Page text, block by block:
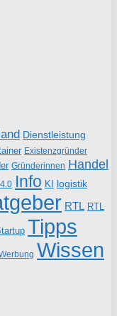
Dienstleistung
Existenzgründer
Gründerinnen Handel
Info KI logistik
RTL RTL
Tipps
Wissen